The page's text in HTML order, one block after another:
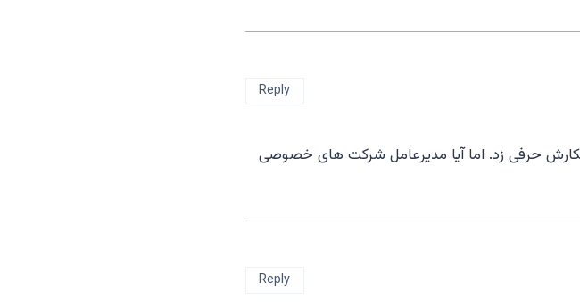
حرفی زد. اما آیا مدیرعامل شرکت های خصوصی
Reply
Reply